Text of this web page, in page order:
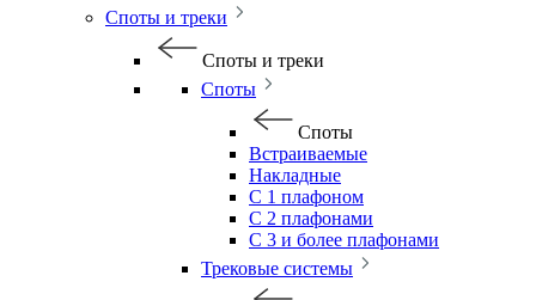
Споты и треки
Споты и треки
Споты
Споты
Встраиваемые
Накладные
С 1 плафоном
С 2 плафонами
С 3 и более плафонами
Трековые системы